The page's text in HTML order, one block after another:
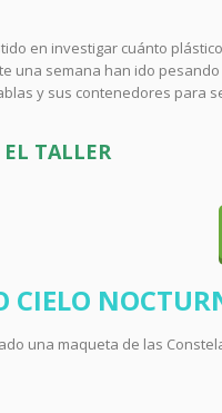
en investigar cuánto
una semana han ido
y sus contenedores para
TALLER
CIELO
una maqueta de las